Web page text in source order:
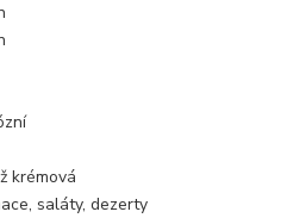
krémová
saláty, dezerty